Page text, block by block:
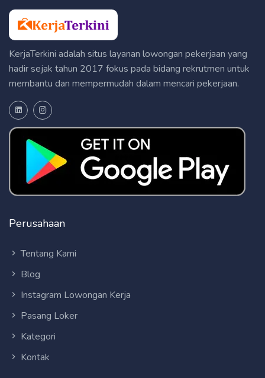
KerjaTerkini adalah situs layanan lowongan pekerjaan yang
hadir sejak tahun 2017 fokus pada bidang rekrutmen untuk
membantu dan mempermudah dalam mencari pekerjaan.
Perusahaan
Tentang Kami
Blog
Instagram Lowongan Kerja
Pasang Loker
Kategori
Kontak